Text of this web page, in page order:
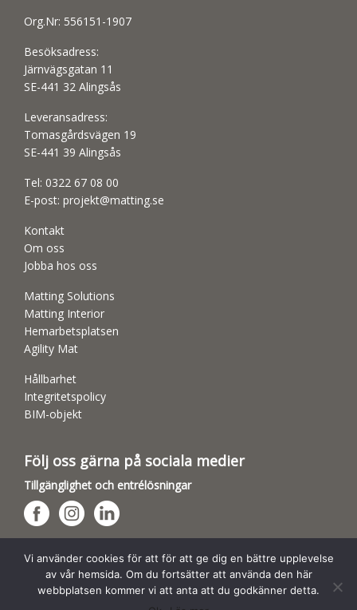
Org.Nr: 556151-1907
Besöksadress:
Järnvägsgatan 11
SE-441 32 Alingsås
Leveransadress:
Tomasgårdsvägen 19
SE-441 39 Alingsås
Tel: 0322 67 08 00
E-post: projekt@matting.se
Kontakt
Om oss
Jobba hos oss
Matting Solutions
Matting Interior
Hemarbetsplatsen
Agility Mat
Hållbarhet
Integritetspolicy
BIM-objekt
Följ oss gärna på sociala medier
Tillgänglighet och entrélösningar
Hundsporthallar
Vi använder cookies för att för att ge dig en bättre upplevelse
av vår hemsida. Om du fortsätter att använda den här
webbplatsen kommer vi att anta att du godkänner detta.